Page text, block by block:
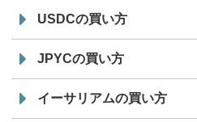
USDCの買い方
JPYCの買い方
イーサリアムの買い方